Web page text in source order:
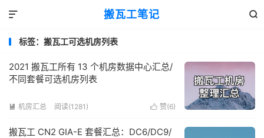
搬瓦工笔记 

标签：搬瓦工可选机房列表
2021 搬瓦工所有 13 个机房数据中心汇总/
不同套餐可选机房列表
 机房汇总 阅读(1281)  赞(6)
搬瓦工 CN2 GIA-E 套餐汇总：DC6/DC9/